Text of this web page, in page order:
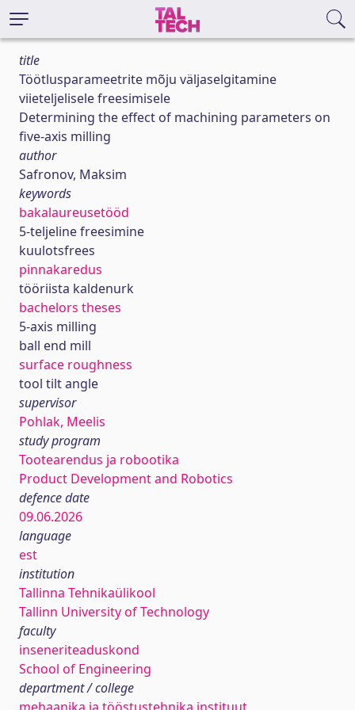
title
Töötlusparameetrite mõju väljaselgitamine
viieteljelisele freesimisele
Determining the effect of machining parameters on
five-axis milling
author
Safronov, Maksim
keywords
bakalaureusetööd
5-teljeline freesimine
kuulotsfrees
pinnakaredus
tööriista kaldenurk
bachelors theses
5-axis milling
ball end mill
surface roughness
tool tilt angle
supervisor
Pohlak, Meelis
study program
Tootearendus ja robootika
Product Development and Robotics
defence date
09.06.2026
language
est
institution
Tallinna Tehnikaülikool
Tallinn University of Technology
faculty
inseneriteaduskond
School of Engineering
department / college